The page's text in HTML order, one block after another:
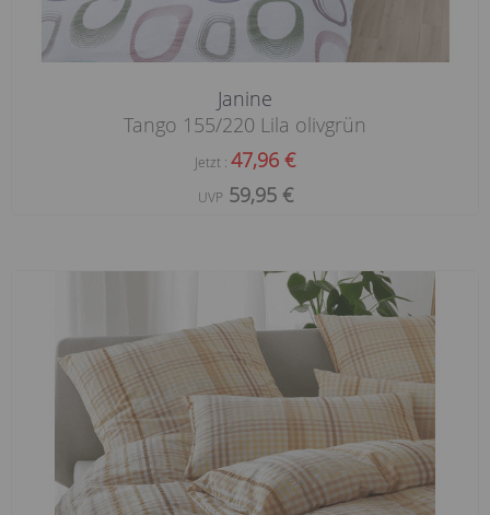
Janine
Tango 155/220 Lila olivgrün
Jetzt : 47,96 €
UVP59,95 €